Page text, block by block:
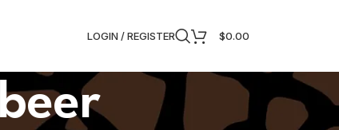
LOGIN / REGISTER $0.00